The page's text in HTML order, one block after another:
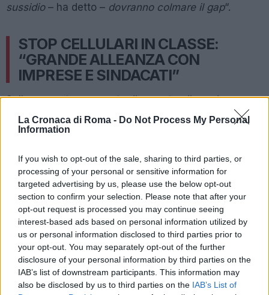
La Cronaca di Roma - Do Not Process My Personal
Information
If you wish to opt-out of the sale, sharing to third parties, or
processing of your personal or sensitive information for
targeted advertising by us, please use the below opt-out
section to confirm your selection. Please note that after your
opt-out request is processed you may continue seeing
interest-based ads based on personal information utilized by
us or personal information disclosed to third parties prior to
your opt-out. You may separately opt-out of the further
disclosure of your personal information by third parties on the
IAB’s list of downstream participants. This information may
also be disclosed by us to third parties on the IAB’s List of
sussidio – ha detto – dovranno colmare il gap“.
STOP CELLULARI IN CLASSE:
“GRANDE ALLEANZA CON
IMPRESE E SINDACATI”
Sulla proposta, avanzata di recente, di condannare
gli studenti colpevoli di atti di bullismo o violenza ai
lavori socialmente utili, ha poi aggiunto: “
anche a imprese e sindacati una Grande Alleanza. In
questo modo forse riusciremo anche a superare il
gap di competitività che separa l’istruzione tecnico –
professionale italiana da quella di altri paesi
internazionali“. Parole che hanno ricevuto il plauso di
Giovanni Brugnoli, vicepresidente di Confindustria e
delegato al capitale umano, anch’egli presente in
studio. Tra i temi su cui poiValditaradovrà
concentrare la propria attenzione ci saranno la